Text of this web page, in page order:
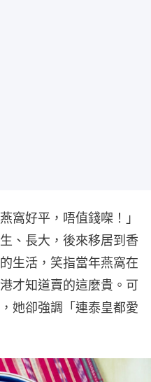
窩好平，唔值錢㗎！」
、長大，後來移居到香
生活，笑指當年燕窩在
才知道賣的這麼貴。可
她卻強調「連泰皇都愛